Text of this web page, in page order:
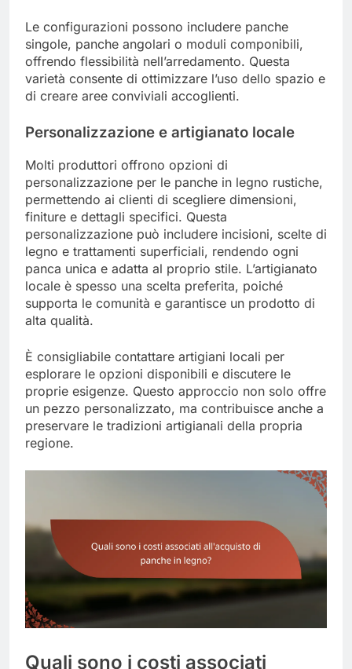
Le configurazioni possono includere panche
singole, panche angolari o moduli componibili,
offrendo flessibilità nell’arredamento. Questa
varietà consente di ottimizzare l’uso dello spazio e
di creare aree conviviali accoglienti.
Personalizzazione e artigianato locale
Molti produttori offrono opzioni di
personalizzazione per le panche in legno rustiche,
permettendo ai clienti di scegliere dimensioni,
finiture e dettagli specifici. Questa
personalizzazione può includere incisioni, scelte di
legno e trattamenti superficiali, rendendo ogni
panca unica e adatta al proprio stile. L’artigianato
locale è spesso una scelta preferita, poiché
supporta le comunità e garantisce un prodotto di
alta qualità.
È consigliabile contattare artigiani locali per
esplorare le opzioni disponibili e discutere le
proprie esigenze. Questo approccio non solo offre
un pezzo personalizzato, ma contribuisce anche a
preservare le tradizioni artigianali della propria
regione.
Quali sono i costi associati